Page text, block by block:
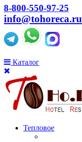
8-800-550-97-25
info@tohoreca.ru
Каталог
Тепловое